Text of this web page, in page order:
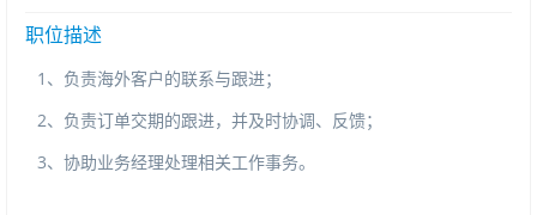
职位描述
1 、负责海外客户的联系与跟进；
2、负责订单交期的跟进，并及时协调、反馈；
3、协助业务经理处理相关工作事务。